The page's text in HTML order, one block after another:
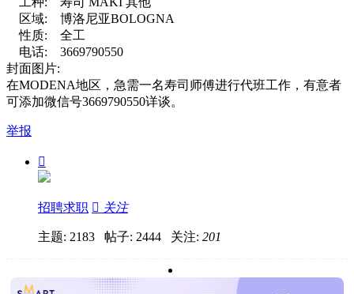
区域:
博洛尼亚BOLOGNA
性质:
全工
电话:
3669790550
封面图片:
在MODENA地区，急需一名寿司师傅进行代班工作，有意者
可添加微信号3669790550详谈。
举报

招聘求职  关注
主题: 2183 帖子: 2444 关注: 201